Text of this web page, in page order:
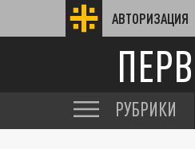
АВТОРИЗАЦИЯ
РУБРИКИ